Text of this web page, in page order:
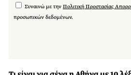
Συναινώ με την Πολιτική Προστασίας
προσωπικών δεδομένων.